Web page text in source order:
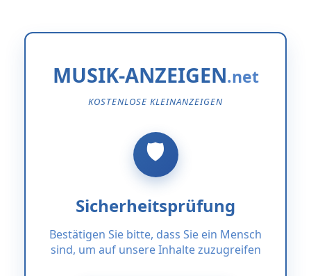
MUSIK-ANZEIGEN
KOSTENLOSE KLEINANZEIGEN
Sicherheitsprüfung
Bestätigen Sie bitte, dass Sie ein Mensch
sind, um auf unsere Inhalte zuzugreifen